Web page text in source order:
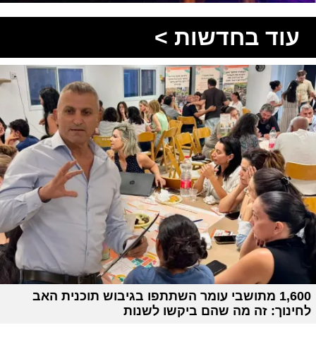
עוד בחדשות >
1,600 מתושבי עומר השתתפו בגיבוש תוכנית האב
לחינוך: זה מה שהם ביקשו לשנות